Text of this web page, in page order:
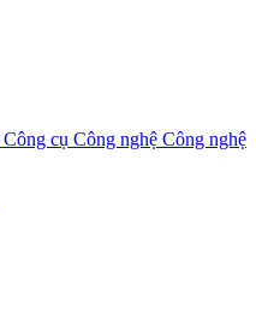
Công cụ Công nghệ Công nghệ